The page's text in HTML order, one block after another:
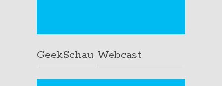
GeekSchau Webcast